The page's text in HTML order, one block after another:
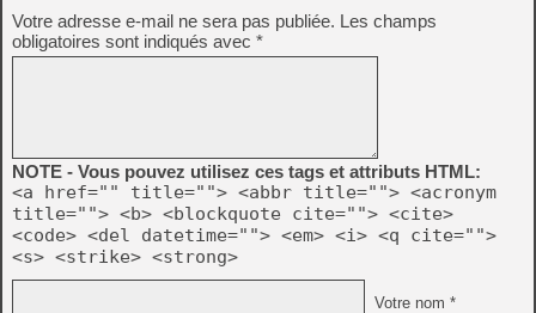
Votre adresse e-mail ne sera pas publiée. Les champs
obligatoires sont indiqués avec *
NOTE - Vous pouvez utilisez ces tags et attributs HTML:
<a href="" title=""> <abbr title=""> <acronym
title=""> <b> <blockquote cite=""> <cite>
<code> <del datetime=""> <em> <i> <q cite="">
<s> <strike> <strong>
Votre nom *